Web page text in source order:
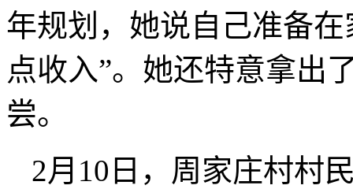
年规划，她说自己准备
点收入”。她还特意拿出
尝。
2月10日，周家庄村村